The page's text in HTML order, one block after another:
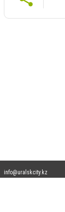
info@uralskcity.kz